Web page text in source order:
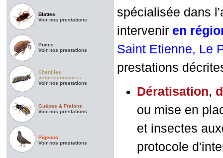
Blattes
Voir nos prestations
Puces
Voir nos prestations
Chenilles
processionnaires
Voir nos prestations
Guêpes & Frelons
Voir nos prestations
Pigeons
Voir nos prestations
spécialisée dans
intervenir en
Saint Etienne, Le
prestations
Dératisation,
ou mise en
et insectes
protocole